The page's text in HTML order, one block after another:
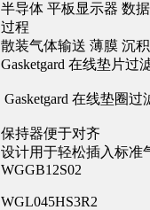
半导体 平板显示器 数
过程
散装气体输送 薄膜 沉
Gasketgard 在线垫片过
Gasketgard 在线垫圈
保持器便于对齐
设计用于轻松插入标准
WGGB12S02
WGL045HS3R2